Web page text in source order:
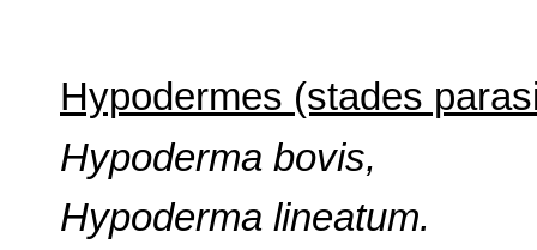
Hypodermes (stades
Hypoderma bovis,
Hypoderma lineatum.